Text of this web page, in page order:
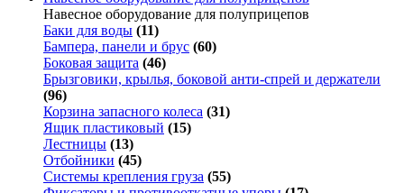
Навесное оборудование для полуприцепов
Баки для воды (11)
Бампера, панели и брус (60)
Боковая защита (46)
Брызговики, крылья, боковой анти-спрей и держатели
(96)
Корзина запасного колеса (31)
Ящик пластиковый (15)
Лестницы (13)
Отбойники (45)
Системы крепления груза (55)